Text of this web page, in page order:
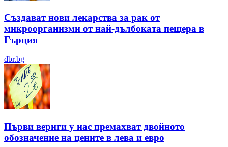
Създават нови лекарства за рак от
микроорганизми от най-дълбоката пещера в
Гърция
dbr.bg
Първи вериги у нас премахват двойното
обозначение на цените в лева и евро